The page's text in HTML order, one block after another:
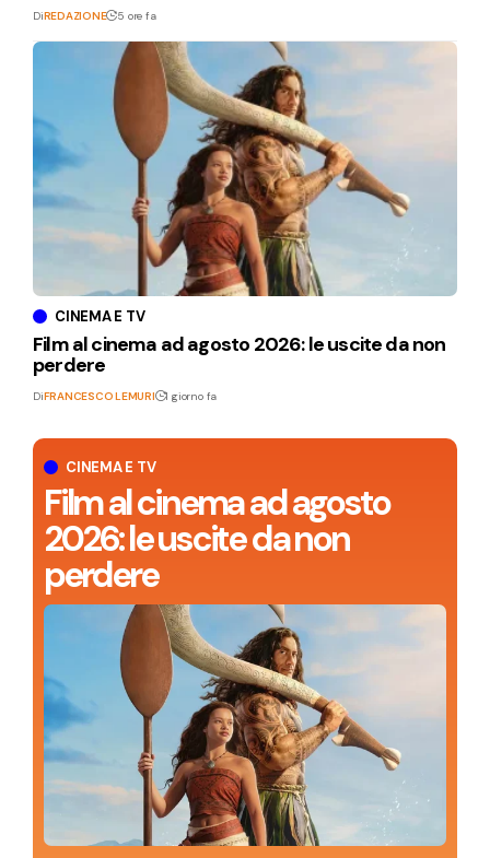
CINEMA E TV
Film al cinema ad agosto
2026: le uscite da non
perdere
DiREDAZIONE 5 ore fa
CINEMA E TV
Film al cinema ad agosto 2026: le uscite da non
perdere
DiFRANCESCO LEMURI 1 giorno fa